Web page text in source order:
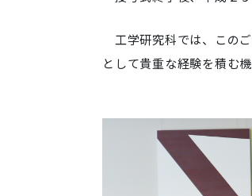
工学研究科では、この
として貴重な経験を積む